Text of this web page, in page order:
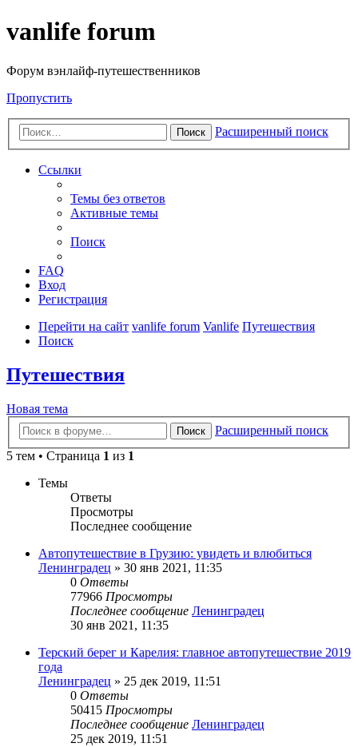
vanlife forum
Форум вэнлайф-путешественников
Пропустить
Поиск Расширенный поиск
Ссылки
Темы без ответов
Активные темы
Поиск
FAQ
Вход
Регистрация
Перейти на сайт vanlife forum Vanlife Путешествия
Поиск
Путешествия
Новая тема
Поиск
Расширенный поиск
5 тем • Страница 1 из 1
Темы
Ответы
Просмотры
Последнее сообщение
Автопутешествие в Грузию: увидеть и влюбиться
Ленинградец » 30 янв 2021, 11:35
0 Ответы
77966 Просмотры
Последнее сообщение Ленинградец
30 янв 2021, 11:35
Терский берег и Карелия: главное автопутешествие 2019
года
Ленинградец » 25 дек 2019, 11:51
0 Ответы
50415 Просмотры
Последнее сообщение Ленинградец
25 дек 2019, 11:51